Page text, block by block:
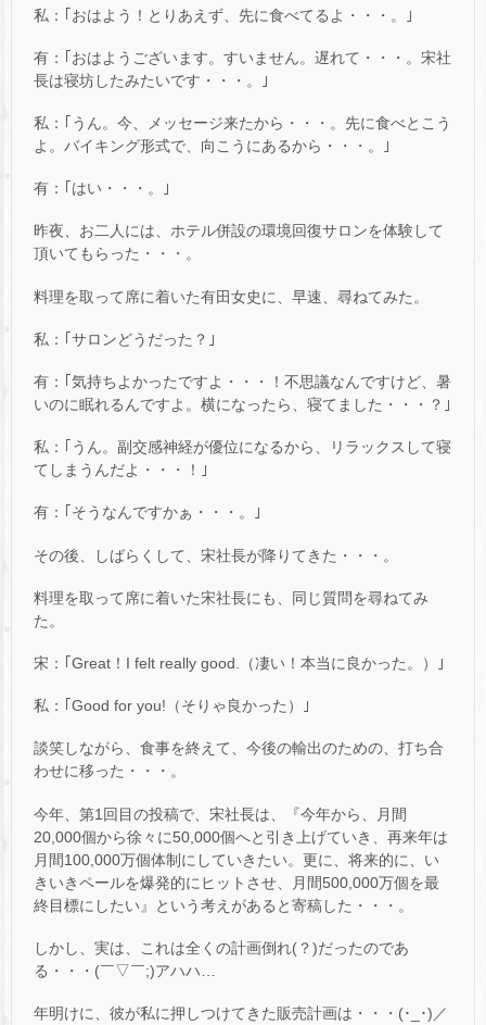
私：｢おはよう！とりあえず、先に食べてるよ・・・。｣
有：｢おはようございます。すいません。遅れて・・・。宋社
長は寝坊したみたいです・・・。｣
私：｢うん。今、メッセージ来たから・・・。先に食べとこう
よ。バイキング形式で、向こうにあるから・・・。｣
有：｢はい・・・。｣
昨夜、お二人には、ホテル併設の環境回復サロンを体験して
頂いてもらった・・・。
料理を取って席に着いた有田女史に、早速、尋ねてみた。
私：｢サロンどうだった？｣
有：｢気持ちよかったですよ・・・！不思議なんですけど、暑
いのに眠れるんですよ。横になったら、寝てました・・・？｣
私：｢うん。副交感神経が優位になるから、リラックスして寝
てしまうんだよ・・・！｣
有：｢そうなんですかぁ・・・。｣
その後、しばらくして、宋社長が降りてきた・・・。
料理を取って席に着いた宋社長にも、同じ質問を尋ねてみ
た。
宋：｢Great！I felt really good.（凄い！本当に良かった。）｣
私：｢Good for you!（そりゃ良かった）｣
談笑しながら、食事を終えて、今後の輸出のための、打ち合
わせに移った・・・。
今年、第1回目の投稿で、宋社長は、『今年から、月間
20,000個から徐々に50,000個へと引き上げていき、再来年は
月間100,000万個体制にしていきたい。更に、将来的に、い
きいきペールを爆発的にヒットさせ、月間500,000万個を最
終目標にしたい』という考えがあると寄稿した・・・。
しかし、実は、これは全くの計画倒れ(？)だったのであ
る・・・(￣▽￣;)アハハ…
年明けに、彼が私に押しつけてきた販売計画は・・・(･_･)／